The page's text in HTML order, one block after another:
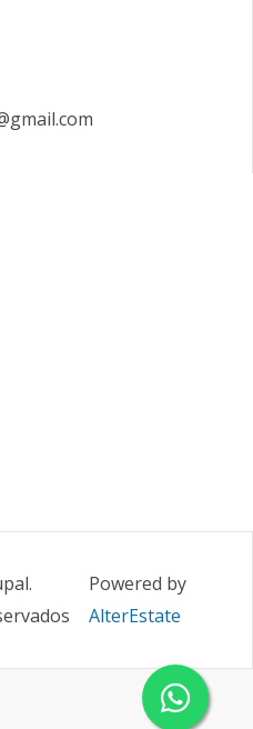
.
Powered by
AlterEstate